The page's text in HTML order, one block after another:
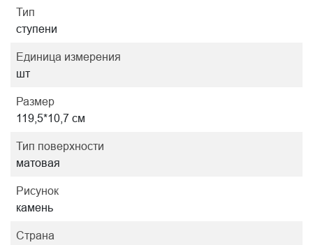
Тип
ступени
Единица измерения
шт
Размер
119,5*10,7 см
Тип поверхности
матовая
Рисунок
камень
Страна